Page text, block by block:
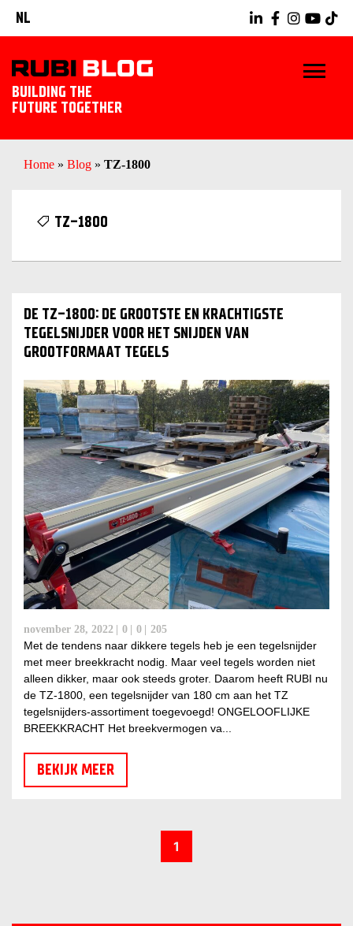
NL
BUILDING THE
FUTURE TOGETHER
HOME
ONTDEK RUBI
Home » Blog » TZ-1800
TZ-1800
DE TZ-1800: DE GROOTSTE EN KRACHTIGSTE
TEGELSNIJDER VOOR HET SNIJDEN VAN
GROOTFORMAAT TEGELS
november 28, 2022 0 0 205
Met de tendens naar dikkere tegels heb je een tegelsnijder
met meer breekkracht nodig. Maar veel tegels worden niet
alleen dikker, maar ook steeds groter. Daarom heeft RUBI nu
de TZ-1800, een tegelsnijder van 180 cm aan het TZ
tegelsnijders-assortiment toegevoegd! ONGELOOFLIJKE
BREEKKRACHT Het breekvermogen va...
BEKIJK MEER
1